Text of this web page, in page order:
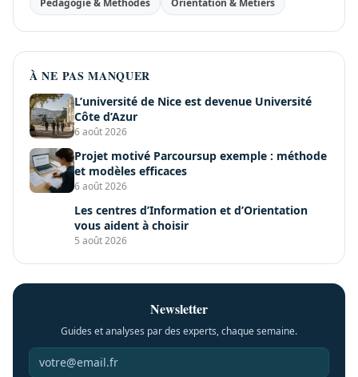
À NE PAS MANQUER
L’université de Nice est devenue Université
Côte d’Azur
6 août 2026
Projet motivé Parcoursup exemple : méthode
et modèles efficaces
6 août 2026
Les centres d’Information et d’Orientation
vous aident à choisir
5 août 2026
Newsletter
Guides et analyses par des experts, chaque semaine.